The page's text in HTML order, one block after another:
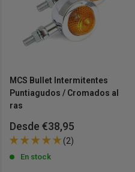
MCS Bullet Intermitentes
Puntiagudos / Cromados al
ras
Precio
de
venta
Desde €38,95
(2)
En stock